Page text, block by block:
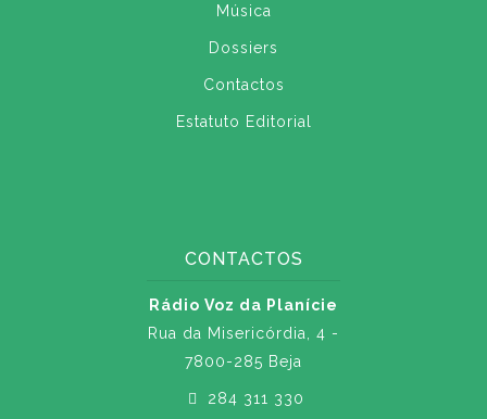
Música
Dossiers
Contactos
Estatuto Editorial
CONTACTOS
Rádio Voz da Planície
Rua da Misericórdia, 4 -
7800-285 Beja
284 311 330